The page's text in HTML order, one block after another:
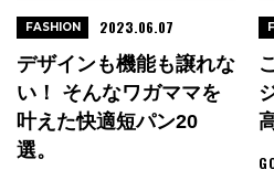
デザインも機能も譲れな
い！ そんなワガママを
叶えた快適短パン20
選。
FASHION 2023.06.07